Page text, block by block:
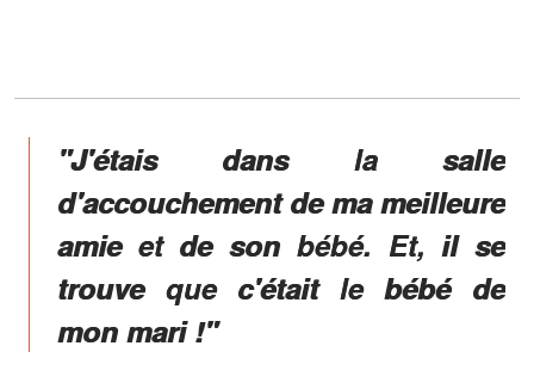
"J'étais dans la salle
d'accouchement de ma meilleure
amie et de son bébé. Et, il se
trouve que c'était le bébé de
mon mari !"